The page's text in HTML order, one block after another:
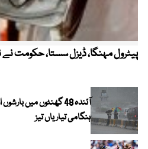
پیٹرول مہنگا، ڈیزل سستا، حکومت نے
آئندہ 48 گھنٹوں میں
ہنگامی تیاریاں تیز